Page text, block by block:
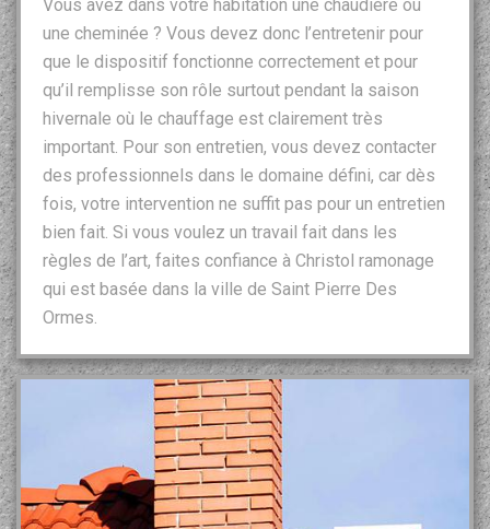
Vous avez dans votre habitation une chaudière ou
une cheminée ? Vous devez donc l’entretenir pour
que le dispositif fonctionne correctement et pour
qu’il remplisse son rôle surtout pendant la saison
hivernale où le chauffage est clairement très
important. Pour son entretien, vous devez contacter
des professionnels dans le domaine défini, car dès
fois, votre intervention ne suffit pas pour un entretien
bien fait. Si vous voulez un travail fait dans les
règles de l’art, faites confiance à Christol ramonage
qui est basée dans la ville de Saint Pierre Des
Ormes.